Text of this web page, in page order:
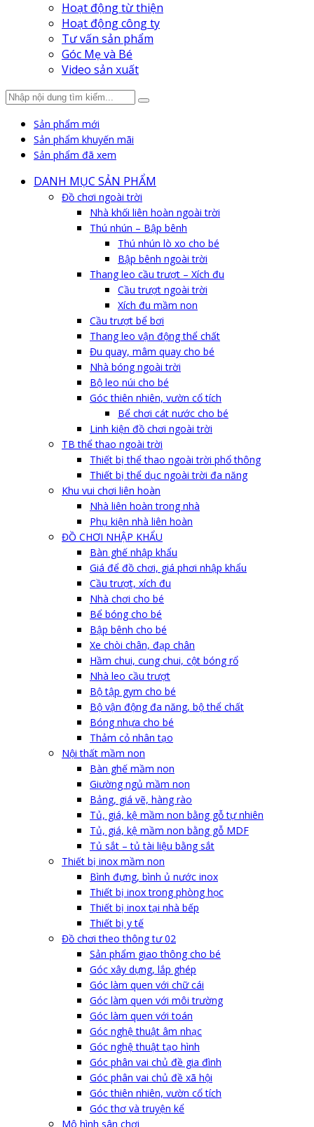
Hoạt động từ thiện
Hoạt động công ty
Tư vấn sản phẩm
Góc Mẹ và Bé
Video sản xuất
Sản phẩm mới
Sản phẩm khuyến mãi
Sản phẩm đã xem
DANH MỤC SẢN PHẨM
Đồ chơi ngoài trời
Nhà khối liên hoàn ngoài trời
Thú nhún – Bập bênh
Thú nhún lò xo cho bé
Bập bênh ngoài trời
Thang leo cầu trượt – Xích đu
Cầu trượt ngoài trời
Xích đu mầm non
Cầu trượt bể bơi
Thang leo vận động thể chất
Đu quay, mâm quay cho bé
Nhà bóng ngoài trời
Bộ leo núi cho bé
Góc thiên nhiên, vườn cổ tích
Bể chơi cát nước cho bé
Linh kiện đồ chơi ngoài trời
TB thể thao ngoài trời
Thiết bị thể thao ngoài trời phổ thông
Thiết bị thể dục ngoài trời đa năng
Khu vui chơi liên hoàn
Nhà liên hoàn trong nhà
Phụ kiện nhà liên hoàn
ĐỒ CHƠI NHẬP KHẨU
Bàn ghế nhập khẩu
Giá để đồ chơi, giá phơi nhập khẩu
Cầu trượt, xích đu
Nhà chơi cho bé
Bể bóng cho bé
Bập bênh cho bé
Xe chòi chân, đạp chân
Hầm chui, cung chui, cột bóng rổ
Nhà leo cầu trượt
Bộ tập gym cho bé
Bộ vận động đa năng, bộ thể chất
Bóng nhựa cho bé
Thảm cỏ nhân tạo
Nội thất mầm non
Bàn ghế mầm non
Giường ngủ mầm non
Bảng, giá vẽ, hàng rào
Tủ, giá, kệ mầm non bằng gỗ tự nhiên
Tủ, giá, kệ mầm non bằng gỗ MDF
Tủ sắt – tủ tài liệu bằng sắt
Thiết bị inox mầm non
Bình đựng, bình ủ nước inox
Thiết bị inox trong phòng học
Thiết bị inox tại nhà bếp
Thiết bị y tế
Đồ chơi theo thông tư 02
Sản phẩm giao thông cho bé
Góc xây dựng, lắp ghép
Góc làm quen với chữ cái
Góc làm quen với môi trường
Góc làm quen với toán
Góc nghệ thuật âm nhạc
Góc nghệ thuật tạo hình
Góc phân vai chủ đề gia đình
Góc phân vai chủ đề xã hội
Góc thiên nhiên, vườn cổ tích
Góc thơ và truyện kể
Mô hình sân chơi